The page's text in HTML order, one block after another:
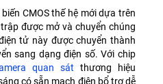
CMOS thế hệ mới dựa trên
được mở và chuyển chúng
tử này được chuyển thành
sang dạng điện số. Với chip
quan sát thương hiệu
có sẵn mạch điện bổ trợ dễ